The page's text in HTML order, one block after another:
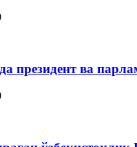
президент ва